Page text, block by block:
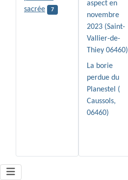
sacrée
7
aspect en
novembre
2023 (Saint-
Vallier-de-
Thiey 06460)
La borie
perdue du
Planestel (
Caussols,
06460)